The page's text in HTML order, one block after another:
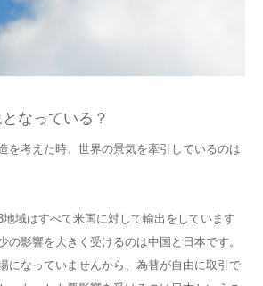
なっている？
を考えた時、世界の景気を牽引しているのは
域はすべて米国に対して輸出をしています
の影響を大きく受けるのは中国と日本です。
になっていませんから、為替が自由に取引で